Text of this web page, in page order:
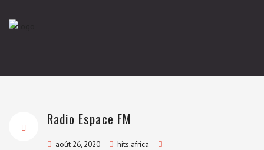
Radio Espace FM
août 26, 2020 hits.africa